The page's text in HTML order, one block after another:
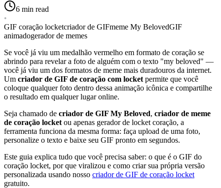
6 min read
•
GIF coração locketcriador de GIFmeme My BelovedGIF
animadogerador de memes
Se você já viu um medalhão vermelho em formato de coração se
abrindo para revelar a foto de alguém com o texto "my beloved" —
você já viu um dos formatos de meme mais duradouros da internet.
Um criador de GIF de coração com locket permite que você
coloque qualquer foto dentro dessa animação icônica e compartilhe
o resultado em qualquer lugar online.
Seja chamado de criador de GIF My Beloved, criador de meme
de coração locket ou apenas gerador de locket coração, a
ferramenta funciona da mesma forma: faça upload de uma foto,
personalize o texto e baixe seu GIF pronto em segundos.
Este guia explica tudo que você precisa saber: o que é o GIF do
coração locket, por que viralizou e como criar sua própria versão
personalizada usando nosso criador de GIF de coração locket
gratuito.